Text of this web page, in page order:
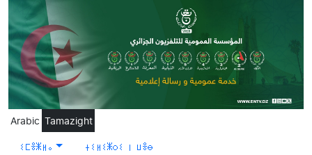
Skip to main content
Arabic Tamazight
ⵉⵎⴻⵥⵍⴰ ⵜⵉⵍⵉⵥⵔⵉ ⵏ ⵡⴻⴱ